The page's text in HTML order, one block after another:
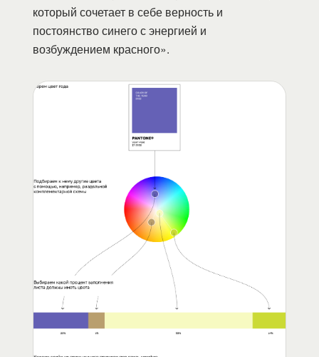
который сочетает в себе верность и
постоянство синего с энергией и
возбуждением красного».